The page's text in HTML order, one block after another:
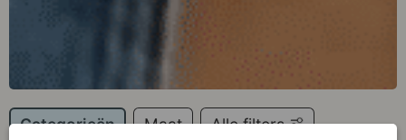
Categorieën Maat Alle filters